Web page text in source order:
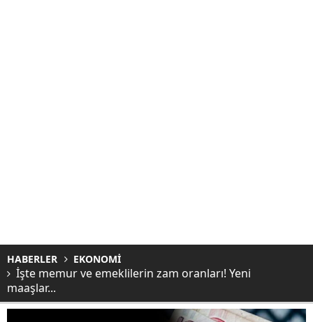
HABERLER EKONOMİ
İşte memur ve emeklilerin zam oranları! Yeni
maaşlar...